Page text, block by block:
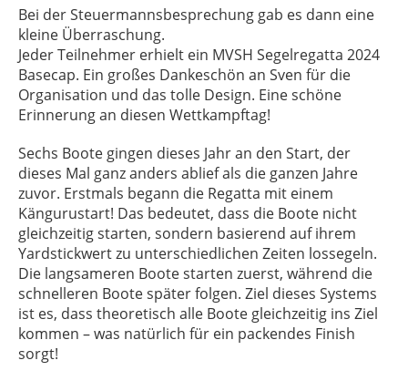
Bei der Steuermannsbesprechung gab es dann eine
kleine Überraschung.
Jeder Teilnehmer erhielt ein MVSH Segelregatta 2024
Basecap. Ein großes Dankeschön an Sven für die
Organisation und das tolle Design. Eine schöne
Erinnerung an diesen Wettkampftag!
Sechs Boote gingen dieses Jahr an den Start, der
dieses Mal ganz anders ablief als die ganzen Jahre
zuvor. Erstmals begann die Regatta mit einem
Kängurustart! Das bedeutet, dass die Boote nicht
gleichzeitig starten, sondern basierend auf ihrem
Yardstickwert zu unterschiedlichen Zeiten lossegeln.
Die langsameren Boote starten zuerst, während die
schnelleren Boote später folgen. Ziel dieses Systems
ist es, dass theoretisch alle Boote gleichzeitig ins Ziel
kommen – was natürlich für ein packendes Finish
sorgt!